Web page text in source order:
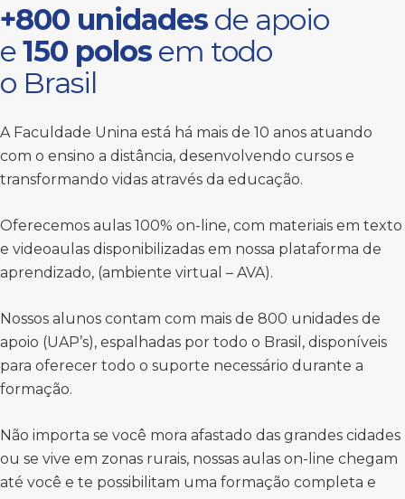
+800 unidades de apoio
e150 polos em todo
o Brasil
A Faculdade Unina está há mais de 10 anos atuando
com o ensino a distância, desenvolvendo cursos e
transformando vidas através da educação.
Oferecemos aulas 100% on-line, com materiais em texto
e videoaulas disponibilizadas em nossa plataforma de
aprendizado, (ambiente virtual – AVA).
Nossos alunos contam com mais de 800 unidades de
apoio (UAP’s), espalhadas por todo o Brasil, disponíveis
para oferecer todo o suporte necessário durante a
formação.
Não importa se você mora afastado das grandes cidades
ou se vive em zonas rurais, nossas aulas on-line chegam
até você e te possibilitam uma formação completa e